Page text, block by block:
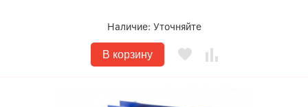
Наличие: Уточняйте
В корзину